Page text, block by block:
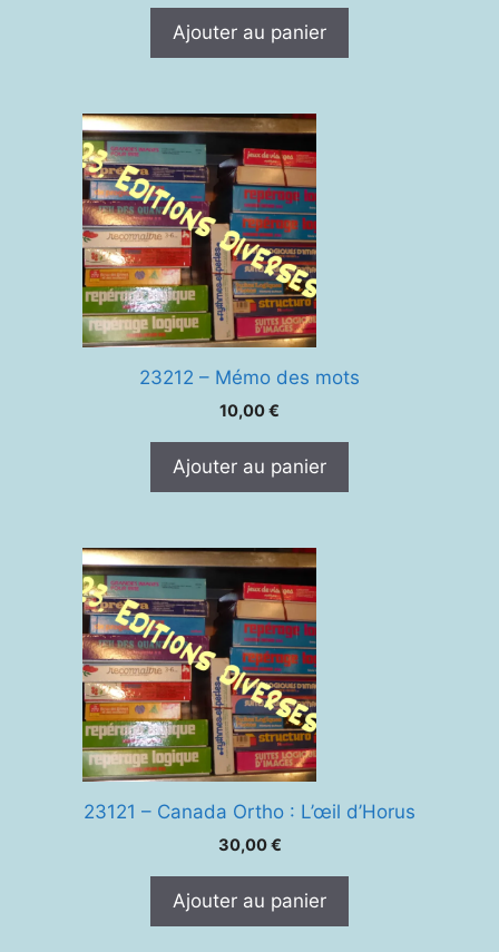
était :
est :
Ajouter au panier
23212 – Mémo des mots
10,00€
Ajouter au panier
23121 – Canada Ortho : L’œil d’Horus
30,00€
Ajouter au panier